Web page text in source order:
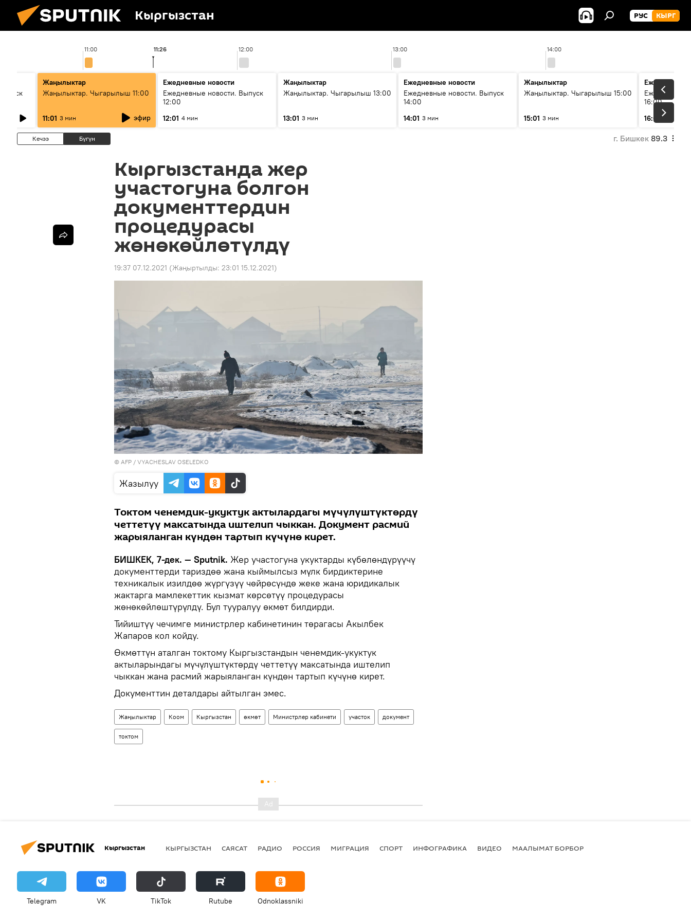
Кыргызстан РУС КЫРГ
11:00 12:00 13:00 14:00
11:26
Жаңылыктар
Жаңылыктар. Чыгарылыш 11:00
11:01 3 мин эфир
Ежедневные новости
Ежедневные новости. Выпуск
12:00
12:01 4 мин
Жаңылыктар
Жаңылыктар. Чыгарылыш 13:00
13:01 3 мин
Ежедневные новости
Ежедневные новости. Выпуск
14:00
14:01 3 мин
Жаңылыктар
Жаңылыктар. Чыгарылыш 15:00
15:01 3 мин
Ежедневные
Ежедневные
16:00
16:01
3 мин
Кечээ Бүгүн г. Бишкек 89.3
Кыргызстанда жер
участогуна болгон
документтердин
процедурасы
жөнөкөйлөтүлдү
19:37 07.12.2021 (Жаңыртылды: 23:01 15.12.2021)
© AFP / VYACHESLAV OSELEDKO
Жазылуу
Токтом ченемдик-укуктук актылардагы мүчүлүштүктөрдү
четтетүү максатында иштелип чыккан. Документ расмий
жарыяланган күндөн тартып күчүнө кирет.
БИШКЕК, 7-дек. — Sputnik. Жер участогуна укуктарды күбөлөндүрүүчү
документтерди тариздөө жана кыймылсыз мүлк бирдиктерине
техникалык изилдөө жүргүзүү чөйрөсүндө жеке жана юридикалык
жактарга мамлекеттик кызмат көрсөтүү процедурасы
жөнөкөйлөштүрүлдү. Бул тууралуу өкмөт билдирди.
Тийиштүү чечимге министрлер кабинетинин төрагасы Акылбек
Жапаров кол койду.
Өкмөттүн аталган токтому Кыргызстандын ченемдик-укуктук
актыларындагы мүчүлүштүктөрдү четтетүү максатында иштелип
чыккан жана расмий жарыяланган күндөн тартып күчүнө кирет.
Документтин деталдары айтылган эмес.
Жаңылыктар Коом Кыргызстан өкмөт Министрлер кабинети участок документ
токтом
Кыргызстан КЫРГЫЗСТАН САЯСАТ РАДИО РОССИЯ МИГРАЦИЯ СПОРТ ИНФОГРАФИКА ВИДЕО МААЛЫМАТ БОРБОР
Telegram VK ТikТоk Rutube Odnoklassniki